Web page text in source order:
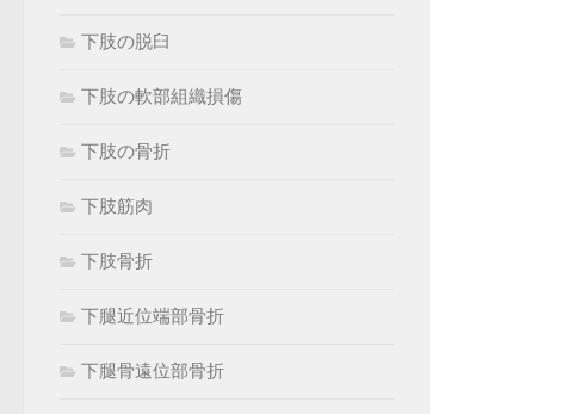
下肢の脱臼
下肢の軟部組織損傷
下肢の骨折
下肢筋肉
下肢骨折
下腿近位端部骨折
下腿骨遠位部骨折